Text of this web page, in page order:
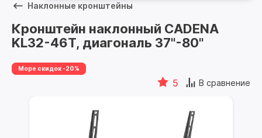
Наклонные кронштейны
Кронштейн наклонный CADENA
KL32-46T, диагональ 37"-80"
Море скидок -20%
5 В сравнение